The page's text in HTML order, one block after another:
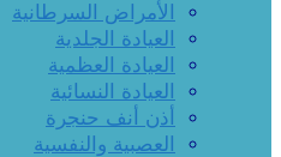
الأمراض السرطانية
العيادة الجلدية
العيادة العظمية
العيادة النسائية
أذن أنف حنجرة
العصبية والنفسية